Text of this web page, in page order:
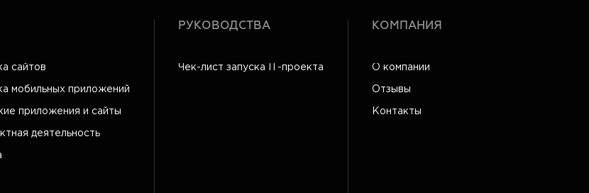
сайтов
мобильных приложений
приложения и сайты
деятельность
РУКОВОДСТВА
Чек-лист запуска IT-проекта
КОМПАНИЯ
О компании
Отзывы
Контакты